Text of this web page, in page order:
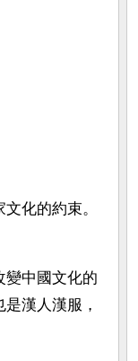
化的約束。
變中國文化的
漢人漢服，